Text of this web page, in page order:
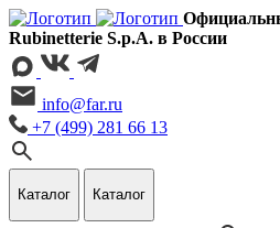
Rubinetterie S.p.A. в России
info@far.ru
+7 (499) 281 66 13
Каталог Каталог